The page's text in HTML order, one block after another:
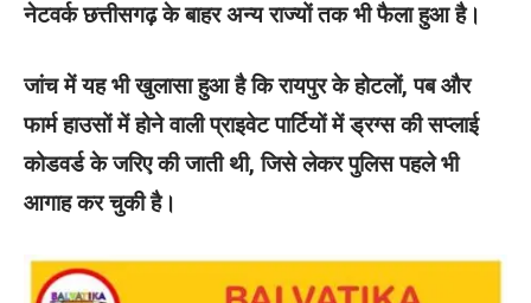
नेटवर्क छत्तीसगढ़ के बाहर अन्य राज्यों तक भी फैला हुआ है।
जांच में यह भी खुलासा हुआ है कि रायपुर के होटलों, पब और
फार्म हाउसों में होने वाली प्राइवेट पार्टियों में ड्रग्स की सप्लाई
कोडवर्ड के जरिए की जाती थी, जिसे लेकर पुलिस पहले भी
आगाह कर चुकी है।